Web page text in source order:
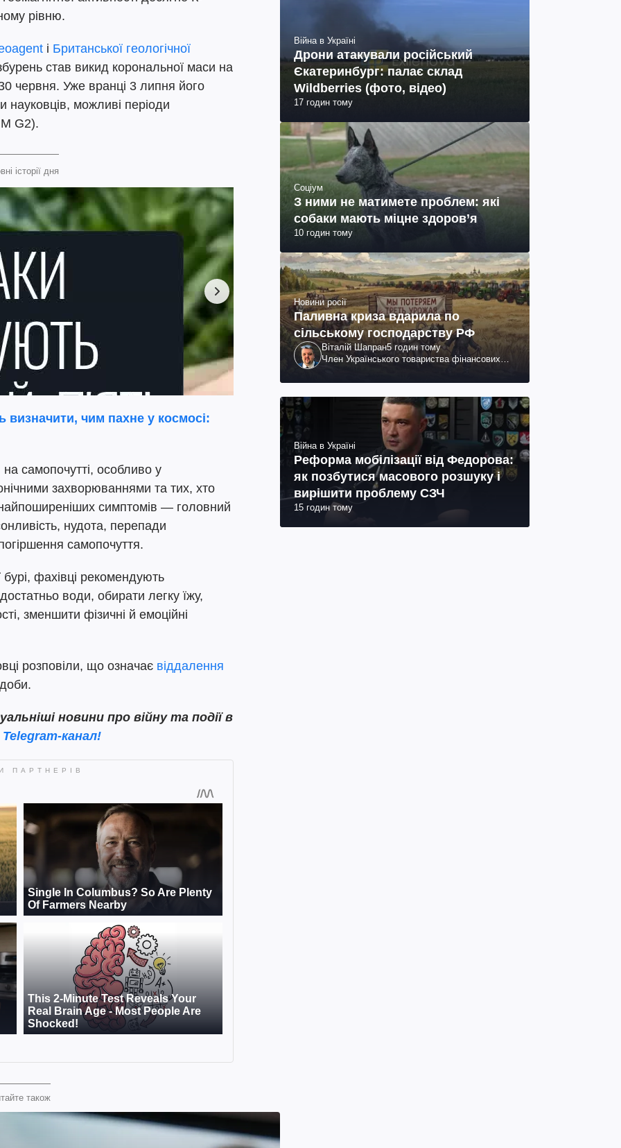
рівню.
і Британської геологічної
став викид корональної маси на
червня. Уже вранці 3 липня його
науковців, можливі періоди
G2).
історії дня
визначити, чим пахне у космосі:
на самопочутті, особливо у
захворюваннями та тих, хто
симптомів — головний
нудота, перепади
самопочуття.
бурі, фахівці рекомендують
води, обирати легку їжу,
зменшити фізичні й емоційні
розповіли, що означає віддалення
новини про війну та події в
канал!
також
Війна в Україні
Дрони атакували російський
Єкатеринбург: палає склад
Wildberries (фото, відео)
17 годин тому
Соціум
З ними не матимете проблем: які
собаки мають міцне здоров’я
10 годин тому
Новини росії
Паливна криза вдарила по
сільському господарству РФ
Віталій Шапран5 годин тому
Член Українського товариства фінансових
Війна в Україні
Реформа мобілізації від Федорова:
як позбутися масового розшуку і
вирішити проблему СЗЧ
15 годин тому